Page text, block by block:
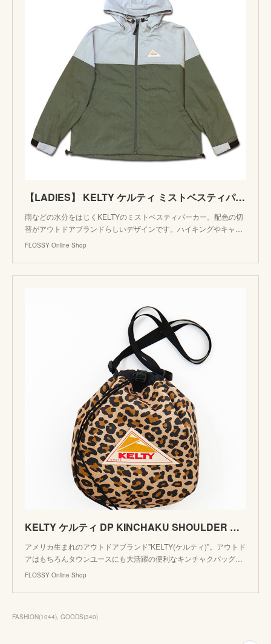
【LADIES】 KELTY ケルティ ミストベスティパーカー OLIVE ジップパーカー ブルゾン MIST BESTIE PARKA アウトドア USA KE-211-12001 | FLOSSY
雨などの水分をはじくKELTYのミストベスティパーカー。配色の切
替がアウトドアブランドらしいデザインです。ハイキングやキャ…
FLOSSY Online Shop
KELTY ケルティ DP KINCHAKU SHOULDER BAG DPキンチャク ショルダー Leopard ヒョウ柄 巾着 ショルダーバッグ 2592431 | FLOSSY Online S
アメリカ生まれのアウトドアブランド"KELTY(ケルティ)"。アウトド
アはもちろんタウンユースにも大活躍の便利なキンチャクバッグ…
FLOSSY Online Shop
FASHION(1044) GOODS(340)